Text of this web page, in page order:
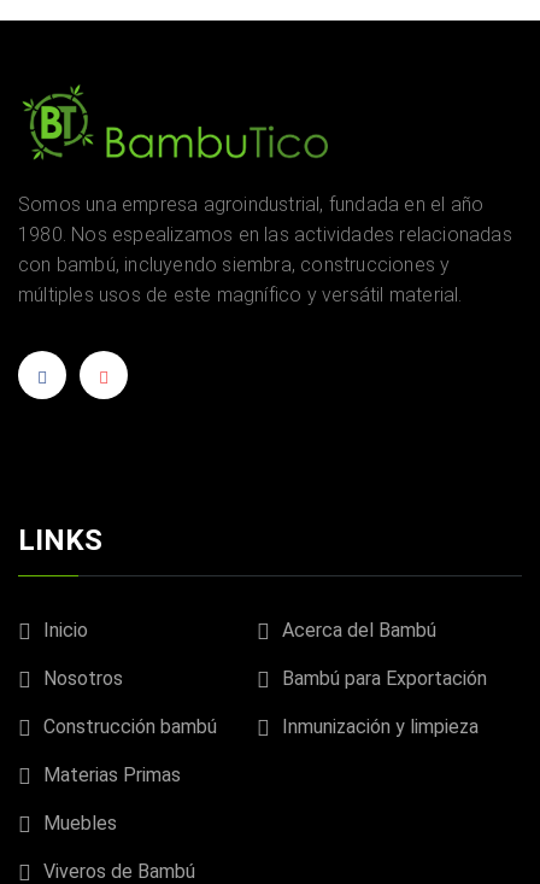
Somos una empresa agroindustrial, fundada en el año
1980. Nos espealizamos en las actividades relacionadas
con bambú, incluyendo siembra, construcciones y
múltiples usos de este magnífico y versátil material.
LINKS
Inicio
Nosotros
Construcción bambú
Materias Primas
Acerca del Bambú
Bambú para Exportación
Inmunización y limpieza
Muebles
Viveros de Bambú